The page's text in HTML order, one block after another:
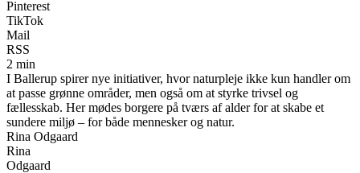
Pinterest
TikTok
Mail
RSS
2 min
I Ballerup spirer nye initiativer, hvor naturpleje ikke kun handler om
at passe grønne områder, men også om at styrke trivsel og
fællesskab. Her mødes borgere på tværs af alder for at skabe et
sundere miljø – for både mennesker og natur.
Rina Odgaard
Rina
Odgaard